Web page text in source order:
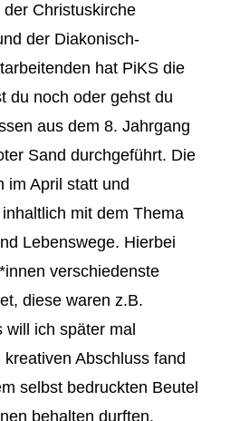
Christuskirche
der Diakonisch-
hat PiKS die
du noch oder gehst du
aus dem 8. Jahrgang
Sand durchgeführt. Die
im April statt und
mit dem Thema
Lebenswege. Hierbei
verschiedenste
diese waren z.B.
will ich später mal
kreativen Abschluss fand
selbst bedruckten Beutel
behalten durften.